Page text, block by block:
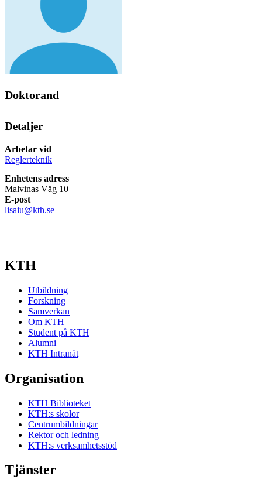
Doktorand
Detaljer
Arbetar vid
Reglerteknik
Enhetens adress
Malvinas Väg 10
E-post
lisaiu@kth.se
KTH
Utbildning
Forskning
Samverkan
Om KTH
Student på KTH
Alumni
KTH Intranät
Organisation
KTH Biblioteket
KTH:s skolor
Centrumbildningar
Rektor och ledning
KTH:s verksamhetsstöd
Tjänster